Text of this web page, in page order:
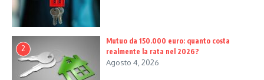
2
Mutuo da 150.000 euro: quanto costa
realmente la rata nel 2026?
Agosto 4, 2026